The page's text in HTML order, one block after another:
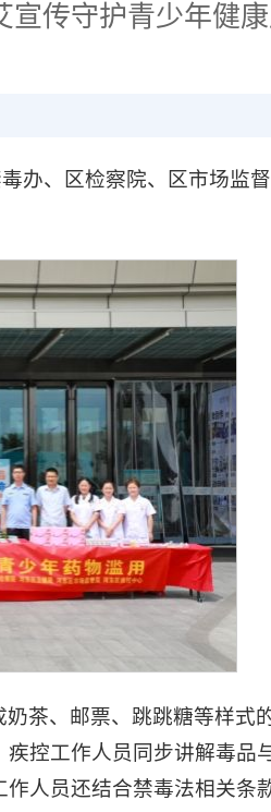
宣传守护青少年健
办、区检察院、区市场监
茶、邮票、跳跳糖等样式
控工作人员同步讲解毒品
人员还结合禁毒法相关条